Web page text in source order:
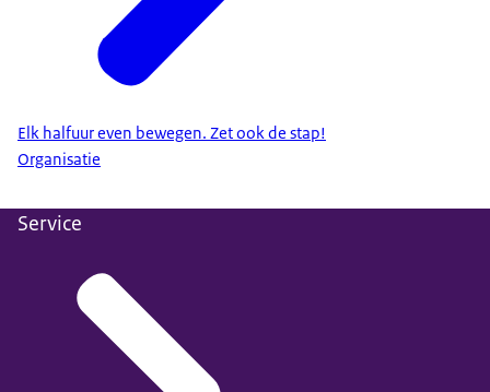
Elk halfuur even bewegen. Zet ook de stap!
Organisatie
Service